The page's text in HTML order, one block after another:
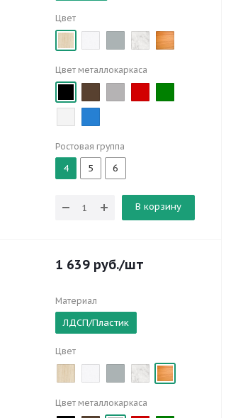
Цвет
Цвет металлокаркаса
Ростовая группа
4 5 6
В корзину
1 639 руб./шт
Материал
ЛДСП/Пластик
Цвет
Цвет металлокаркаса